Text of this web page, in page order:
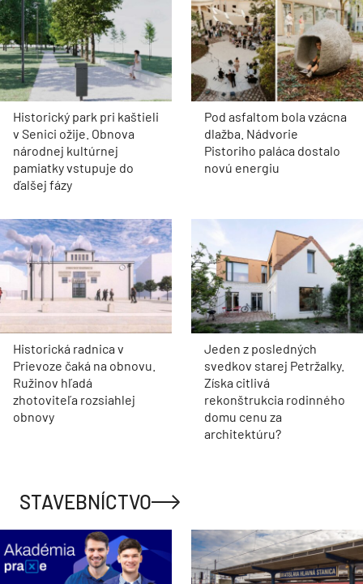
Historický park pri kaštieli
v Senici ožije. Obnova
národnej kultúrnej
pamiatky vstupuje do
ďalšej fázy
Pod asfaltom bola vzácna
dlažba. Nádvorie
Pistoriho paláca dostalo
novú energiu
Historická radnica v
Prievoze čaká na obnovu.
Ružinov hľadá
zhotoviteľa rozsiahlej
obnovy
Jeden z posledných
svedkov starej Petržalky.
Získa citlivá
rekonštrukcia rodinného
domu cenu za
architektúru?
STAVEBNÍCTVO